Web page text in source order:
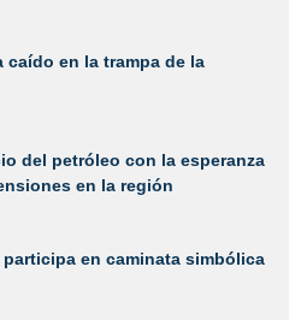
caído en la trampa de la
del petróleo con la esperanza
en la región
en caminata simbólica